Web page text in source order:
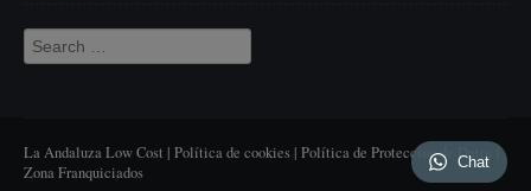
Search for:
La Andaluza Low Cost | Política de cookies | Política de Protección de Datos |
Zona Franquiciados
Chat